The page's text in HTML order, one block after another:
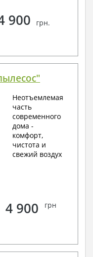
900 грн.
Неотъемлемая
часть
современного
дома -
комфорт,
чистота и
свежий воздух
4 900 грн